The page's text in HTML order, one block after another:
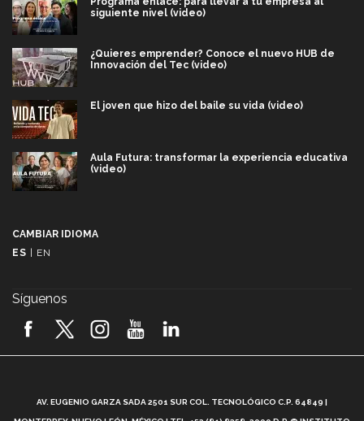
siguiente nivel (video)
¿Quieres emprender? Conoce el nuevo HUB de
Innovación del Tec (video)
El joven que hizo del baile su vida (video)
Aula Futura: transformar la experiencia educativa
(video)
2026! (video)
¿Cómo es el Modelo Educativo Tec? (video)
CAMBIAR IDIOMA
ES
EN
Síguenos
AV. EUGENIO GARZA SADA 2501 SUR COL. TECNOLÓGICO C.P. 64849 |